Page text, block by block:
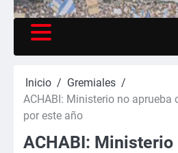
Inicio
Gremiales
ACHABI: Ministerio no aprueba
por este año
ACHABI: Ministerio